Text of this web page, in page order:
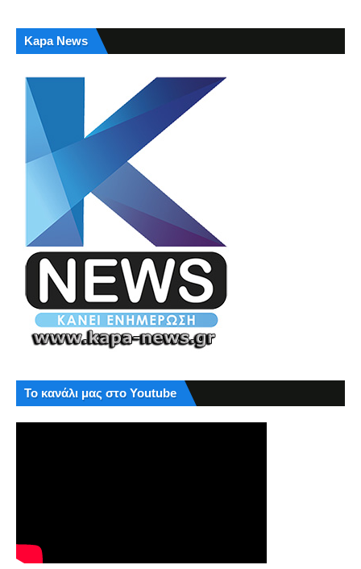
Kapa News
Το κανάλι μας στο Youtube